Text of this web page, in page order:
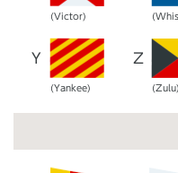
(Victor)
Y
(Yankee)
Z
(Zulu)